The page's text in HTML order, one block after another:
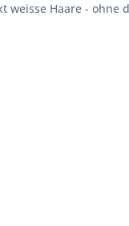
Haare - ohne